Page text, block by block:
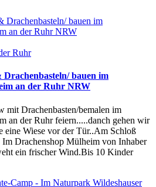
Ruhr
bauen im
an der Ruhr NRW
mit Drachenbasten/bemalen im
an der Ruhr feiern.....danch gehen wir
eine Wiese vor der Tür..Am Schloß
Drachenshop Mülheim von Inhaber
ein frischer Wind.Bis 10 Kinder